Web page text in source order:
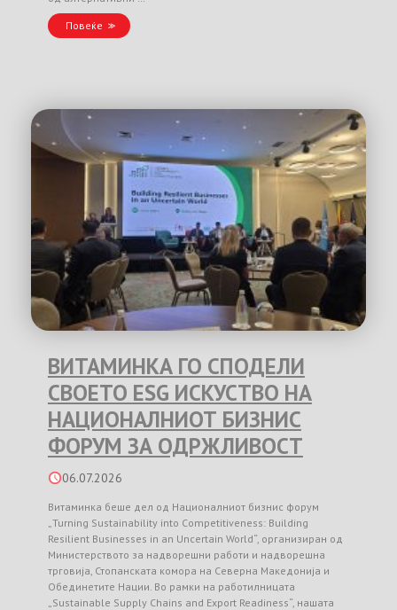
Повеќе
ВИТАМИНКА ГО СПОДЕЛИ
СВОЕТО ESG ИСКУСТВО НА
НАЦИОНАЛНИОТ БИЗНИС
ФОРУМ ЗА ОДРЖЛИВОСТ
06.07.2026
Витаминка беше дел од Националниот бизнис форум
„Turning Sustainability into Competitiveness: Building
Resilient Businesses in an Uncertain World“, организиран од
Министерството за надворешни работи и надворешна
трговија, Стопанската комора на Северна Македонија и
Обединетите Нации. Во рамки на работилницата
„Sustainable Supply Chains and Export Readiness“, нашата